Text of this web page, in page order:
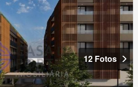
12 Fotos